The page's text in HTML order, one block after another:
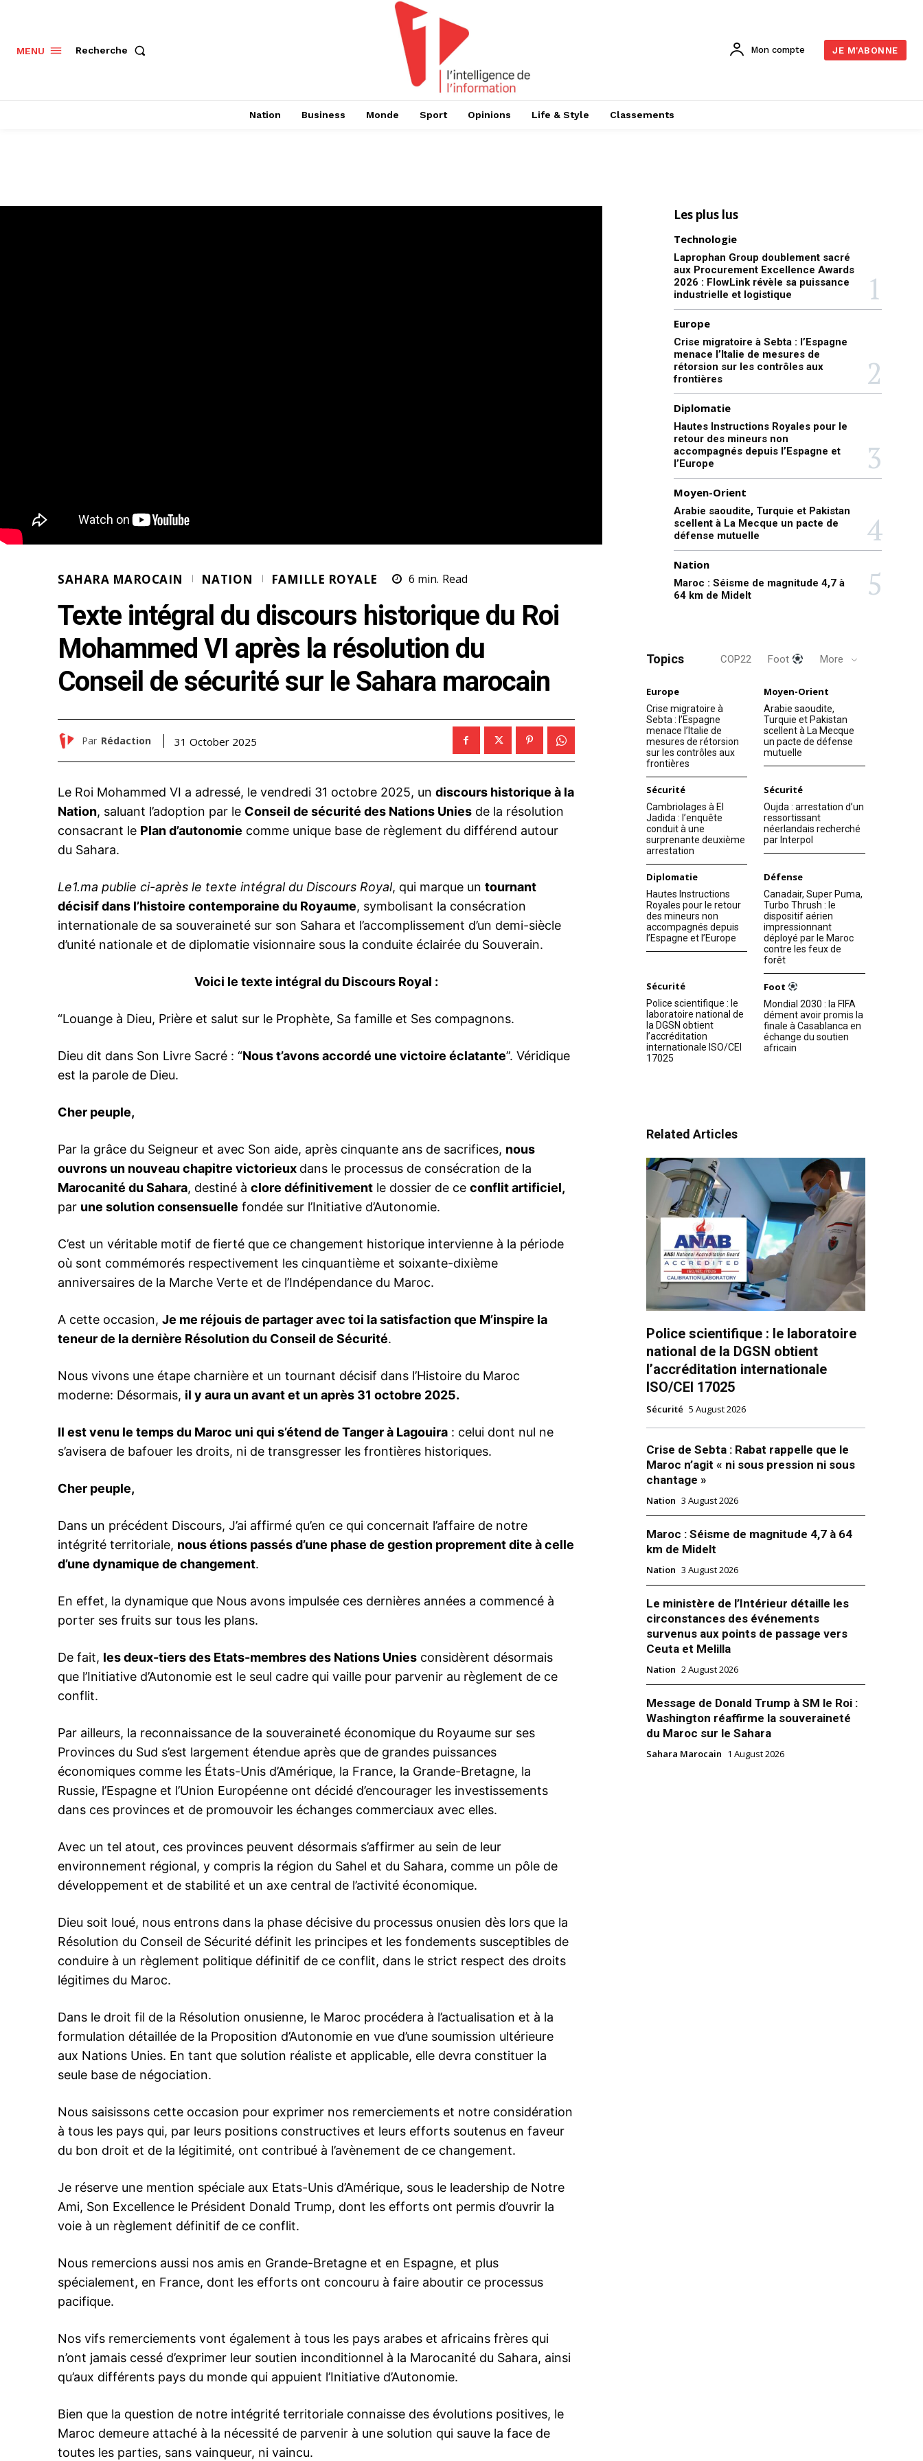
l'intelligence de
l'information
S'ABONNER MAINTENANT
Insight Publications
À propos
Related
Le Maroc entre dans l’Histoire : le discours
royal qui scelle la marocanité du Sahara à
tout jamais
1 November 2025
Le Maroc obtient une victoire diplomatique
historique à l’ONU : un Discours Royal
attendu ce soir
31 October 2025
In "Sahara Marocain"
Discours Royal du 11 octobre 2024 : Focus
sur le Sahara et messages stratégiques
Le discours prononcé par le Roi
parlementaire du 11 octobre 2024 marque
un tournant décisif dans le dossier du
Sahara marocain. Alors que de nombreux
observateurs s'attendaient à des réponses
sur des questions intérieures, le souverain
a fait le choix stratégique de concentrer…
MENU Recherche Mon compte JE M'ABONNE
Nation Business Monde Sport Opinions Life & Style Classements
SAHARA MAROCAIN NATION FAMILLE ROYALE 6 min. Read
Texte intégral du discours historique du Roi
Mohammed VI après la résolution du
Conseil de sécurité sur le Sahara marocain
Par Rédaction 31 October 2025
Le Roi Mohammed VI a adressé, le vendredi 31 octobre 2025, un discours historique à la
Nation, saluant l’adoption par le Conseil de sécurité des Nations Unies de la résolution
consacrant le Plan d’autonomie comme unique base de règlement du différend autour
du Sahara.
Le1.ma publie ci-après le texte intégral du Discours Royal, qui marque un tournant
décisif dans l’histoire contemporaine du Royaume, symbolisant la consécration
internationale de sa souveraineté sur son Sahara et l’accomplissement d’un demi-siècle
d’unité nationale et de diplomatie visionnaire sous la conduite éclairée du Souverain.
Voici le texte intégral du Discours Royal :
“Louange à Dieu, Prière et salut sur le Prophète, Sa famille et Ses compagnons.
Dieu dit dans Son Livre Sacré : “Nous t’avons accordé une victoire éclatante”. Véridique
est la parole de Dieu.
Cher peuple,
Par la grâce du Seigneur et avec Son aide, après cinquante ans de sacrifices, nous
ouvrons un nouveau chapitre victorieux dans le processus de consécration de la
Marocanité du Sahara, destiné à clore définitivement le dossier de ce conflit artificiel,
par une solution consensuelle fondée sur l’Initiative d’Autonomie.
C’est un véritable motif de fierté que ce changement historique intervienne à la période
où sont commémorés respectivement les cinquantième et soixante-dixième
anniversaires de la Marche Verte et de l’Indépendance du Maroc.
A cette occasion, Je me réjouis de partager avec toi la satisfaction que M’inspire la
teneur de la dernière Résolution du Conseil de Sécurité.
Nous vivons une étape charnière et un tournant décisif dans l’Histoire du Maroc
moderne: Désormais, il y aura un avant et un après 31 octobre 2025.
Il est venu le temps du Maroc uni qui s’étend de Tanger à Lagouira : celui dont nul ne
s’avisera de bafouer les droits, ni de transgresser les frontières historiques.
Cher peuple,
Dans un précédent Discours, J’ai affirmé qu’en ce qui concernait l’affaire de notre
intégrité territoriale, nous étions passés d’une phase de gestion proprement dite à celle
d’une dynamique de changement.
En effet, la dynamique que Nous avons impulsée ces dernières années a commencé à
porter ses fruits sur tous les plans.
De fait, les deux-tiers des Etats-membres des Nations Unies considèrent désormais
que l’Initiative d’Autonomie est le seul cadre qui vaille pour parvenir au règlement de ce
conflit.
Par ailleurs, la reconnaissance de la souveraineté économique du Royaume sur ses
Provinces du Sud s’est largement étendue après que de grandes puissances
économiques comme les États-Unis d’Amérique, la France, la Grande-Bretagne, la
Russie, l’Espagne et l’Union Européenne ont décidé d’encourager les investissements
dans ces provinces et de promouvoir les échanges commerciaux avec elles.
Avec un tel atout, ces provinces peuvent désormais s’affirmer au sein de leur
environnement régional, y compris la région du Sahel et du Sahara, comme un pôle de
développement et de stabilité et un axe central de l’activité économique.
Dieu soit loué, nous entrons dans la phase décisive du processus onusien dès lors que la
Résolution du Conseil de Sécurité définit les principes et les fondements susceptibles de
conduire à un règlement politique définitif de ce conflit, dans le strict respect des droits
légitimes du Maroc.
Dans le droit fil de la Résolution onusienne, le Maroc procédera à l’actualisation et à la
formulation détaillée de la Proposition d’Autonomie en vue d’une soumission ultérieure
aux Nations Unies. En tant que solution réaliste et applicable, elle devra constituer la
seule base de négociation.
Nous saisissons cette occasion pour exprimer nos remerciements et notre considération
à tous les pays qui, par leurs positions constructives et leurs efforts soutenus en faveur
du bon droit et de la légitimité, ont contribué à l’avènement de ce changement.
Je réserve une mention spéciale aux Etats-Unis d’Amérique, sous le leadership de Notre
Ami, Son Excellence le Président Donald Trump, dont les efforts ont permis d’ouvrir la
voie à un règlement définitif de ce conflit.
Nous remercions aussi nos amis en Grande-Bretagne et en Espagne, et plus
spécialement, en France, dont les efforts ont concouru à faire aboutir ce processus
pacifique.
Nos vifs remerciements vont également à tous les pays arabes et africains frères qui
n’ont jamais cessé d’exprimer leur soutien inconditionnel à la Marocanité du Sahara, ainsi
qu’aux différents pays du monde qui appuient l’Initiative d’Autonomie.
Bien que la question de notre intégrité territoriale connaisse des évolutions positives, le
Maroc demeure attaché à la nécessité de parvenir à une solution qui sauve la face de
toutes les parties, sans vainqueur, ni vaincu.
Les plus lus
Technologie
Laprophan Group doublement sacré
aux Procurement Excellence Awards
2026 : FlowLink révèle sa puissance
industrielle et logistique
Europe
Crise migratoire à Sebta : l’Espagne
menace l’Italie de mesures de
rétorsion sur les contrôles aux
frontières
Diplomatie
Hautes Instructions Royales pour le
retour des mineurs non
accompagnés depuis l’Espagne et
l’Europe
Moyen-Orient
Arabie saoudite, Turquie et Pakistan
scellent à La Mecque un pacte de
défense mutuelle
Nation
Maroc : Séisme de magnitude 4,7 à
64 km de Midelt
Topics COP22 Foot More
Europe
Crise migratoire à
Sebta : l’Espagne
menace l’Italie de
mesures de rétorsion
sur les contrôles aux
frontières
Moyen-Orient
Arabie saoudite,
Turquie et Pakistan
scellent à La Mecque
un pacte de défense
mutuelle
Sécurité
Cambriolages à El
Jadida : l’enquête
conduit à une
surprenante deuxième
arrestation
Sécurité
Oujda : arrestation d’un
ressortissant
néerlandais recherché
par Interpol
Diplomatie
Hautes Instructions
Royales pour le retour
des mineurs non
accompagnés depuis
l’Espagne et l’Europe
Défense
Canadair, Super Puma,
Turbo Thrush : le
dispositif aérien
impressionnant
déployé par le Maroc
contre les feux de
forêt
Sécurité
Police scientifique : le
laboratoire national de
la DGSN obtient
l’accréditation
internationale ISO/CEI
17025
Foot
Mondial 2030 : la FIFA
dément avoir promis la
finale à Casablanca en
échange du soutien
africain
Related Articles
Police scientifique : le laboratoire
national de la DGSN obtient
l’accréditation internationale
ISO/CEI 17025
Sécurité 5 August 2026
Crise de Sebta : Rabat rappelle que le
Maroc n’agit « ni sous pression ni sous
chantage »
Nation 3 August 2026
Maroc : Séisme de magnitude 4,7 à 64
km de Midelt
Nation 3 August 2026
Le ministère de l’Intérieur détaille les
circonstances des événements
survenus aux points de passage vers
Ceuta et Melilla
Nation 2 August 2026
Message de Donald Trump à SM le Roi :
Washington réaffirme la souveraineté
du Maroc sur le Sahara
Sahara Marocain 1 August 2026